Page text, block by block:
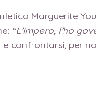
Marguerite
“L’impero, l’ho
e confrontarsi, per